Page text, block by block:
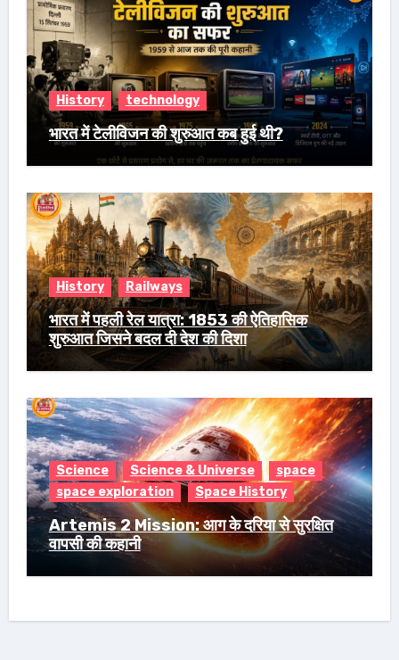
History technology
भारत में टेलीविजन की शुरुआत कब हुई थी?
History Railways
भारत में पहली रेल यात्रा: 1853 की ऐतिहासिक
शुरुआत जिसने बदल दी देश की दिशा
Science Science & Universe
space
space exploration
Space History
Artemis 2 Mission: आग के दरिया से सुरक्षित
वापसी की कहानी